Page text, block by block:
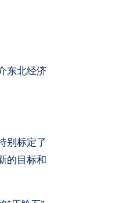
东北经济
别标定了
的目标和